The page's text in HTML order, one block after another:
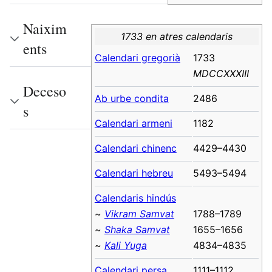
1733 en atres calendaris
Calendari gregorià
1733
MDCCXXXIII
Ab urbe condita 2486
Calendari armeni 1182
Calendari chinenc 4429–4430
Calendari hebreu 5493–5494
Calendaris hindús
~ Vikram Samvat
~ Shaka Samvat
~ Kali Yuga
1788–1789
1655–1656
4834–4835
Naixim
ents
Deceso
s